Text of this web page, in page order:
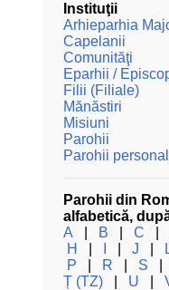
Instituţii
Arhieparhia
Capelanii
Comunităţi
Eparhii /
Filii (Filiale)
Mănăstiri
Misiuni
Parohii
Parohii
Parohii din
alfabetică,
A
B C
H
J
P
R S
Ț (TZ)| U